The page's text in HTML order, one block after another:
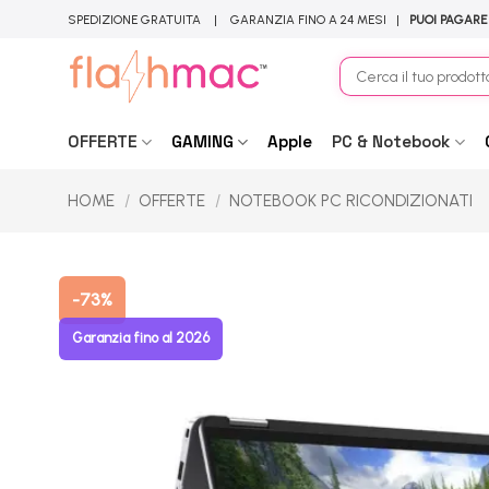
SPEDIZIONE GRATUITA | GARANZIA FINO A 24 MESI | PUOI
Cerca:
OFFERTE GAMING Apple PC & Notebook
HOME / OFFERTE / NOTEBOOK PC RICONDIZIONATI
-73%
Garanzia fino al 2026